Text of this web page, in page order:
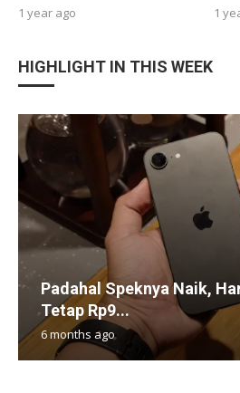
1 year ago
1
HIGHLIGHT IN THIS WEEK
Padahal Speknya Naik,
Tetap Rp9...
6 months ago